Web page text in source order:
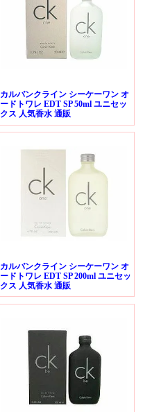
カルバンクライン シーケーワン オ
ードトワレ EDT SP 50ml ユニセッ
クス 人気香水 通販
カルバンクライン シーケーワン オ
ードトワレ EDT SP 200ml ユニセッ
クス 人気香水 通販